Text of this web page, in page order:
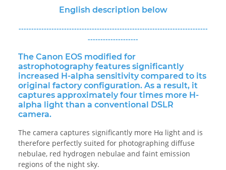
English description below
---------------------------------------------------------------------------
--------------------
The Canon EOS modified for
astrophotography features significantly
increased H-alpha sensitivity compared to its
original factory configuration. As a result, it
captures approximately four times more H-
alpha light than a conventional DSLR
camera.
The camera captures significantly more Hα light and is
therefore perfectly suited for photographing diffuse
nebulae, red hydrogen nebulae and faint emission
regions of the night sky.